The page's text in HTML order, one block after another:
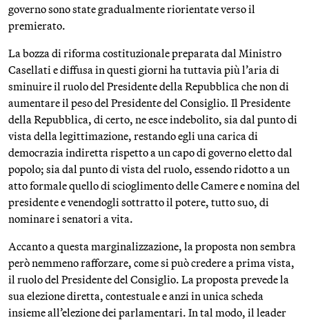
governo sono state gradualmente riorientate verso il
premierato.
La bozza di riforma costituzionale preparata dal Ministro
Casellati e diffusa in questi giorni ha tuttavia più l’aria di
sminuire il ruolo del Presidente della Repubblica che non di
aumentare il peso del Presidente del Consiglio. Il Presidente
della Repubblica, di certo, ne esce indebolito, sia dal punto di
vista della legittimazione, restando egli una carica di
democrazia indiretta rispetto a un capo di governo eletto dal
popolo; sia dal punto di vista del ruolo, essendo ridotto a un
atto formale quello di scioglimento delle Camere e nomina del
presidente e venendogli sottratto il potere, tutto suo, di
nominare i senatori a vita.
Accanto a questa marginalizzazione, la proposta non sembra
però nemmeno rafforzare, come si può credere a prima vista,
il ruolo del Presidente del Consiglio. La proposta prevede la
sua elezione diretta, contestuale e anzi in unica scheda
insieme all’elezione dei parlamentari. In tal modo, il leader